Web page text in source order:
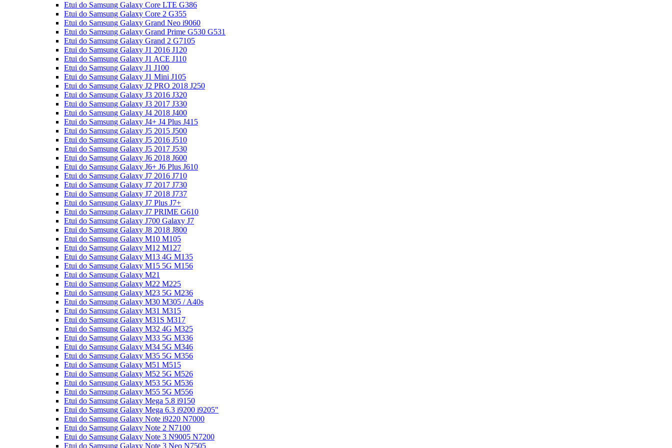
Etui do Samsung Galaxy Core LTE G386
Etui do Samsung Galaxy Core 2 G355
Etui do Samsung Galaxy Grand Neo i9060
Etui do Samsung Galaxy Grand Prime G530 G531
Etui do Samsung Galaxy Grand 2 G7105
Etui do Samsung Galaxy J1 2016 J120
Etui do Samsung Galaxy J1 ACE J110
Etui do Samsung Galaxy J1 J100
Etui do Samsung Galaxy J1 Mini J105
Etui do Samsung Galaxy J2 PRO 2018 J250
Etui do Samsung Galaxy J3 2016 J320
Etui do Samsung Galaxy J3 2017 J330
Etui do Samsung Galaxy J4 2018 J400
Etui do Samsung Galaxy J4+ J4 Plus J415
Etui do Samsung Galaxy J5 2015 J500
Etui do Samsung Galaxy J5 2016 J510
Etui do Samsung Galaxy J5 2017 J530
Etui do Samsung Galaxy J6 2018 J600
Etui do Samsung Galaxy J6+ J6 Plus J610
Etui do Samsung Galaxy J7 2016 J710
Etui do Samsung Galaxy J7 2017 J730
Etui do Samsung Galaxy J7 2018 J737
Etui do Samsung Galaxy J7 Plus J7+
Etui do Samsung Galaxy J7 PRIME G610
Etui do Samsung Galaxy J700 Galaxy J7
Etui do Samsung Galaxy J8 2018 J800
Etui do Samsung Galaxy M10 M105
Etui do Samsung Galaxy M12 M127
Etui do Samsung Galaxy M13 4G M135
Etui do Samsung Galaxy M15 5G M156
Etui do Samsung Galaxy M21
Etui do Samsung Galaxy M22 M225
Etui do Samsung Galaxy M23 5G M236
Etui do Samsung Galaxy M30 M305 / A40s
Etui do Samsung Galaxy M31 M315
Etui do Samsung Galaxy M31S M317
Etui do Samsung Galaxy M32 4G M325
Etui do Samsung Galaxy M33 5G M336
Etui do Samsung Galaxy M34 5G M346
Etui do Samsung Galaxy M35 5G M356
Etui do Samsung Galaxy M51 M515
Etui do Samsung Galaxy M52 5G M526
Etui do Samsung Galaxy M53 5G M536
Etui do Samsung Galaxy M55 5G M556
Etui do Samsung Galaxy Mega 5.8 i9150
Etui do Samsung Galaxy Mega 6.3 i9200 i9205"
Etui do Samsung Galaxy Note i9220 N7000
Etui do Samsung Galaxy Note 2 N7100
Etui do Samsung Galaxy Note 3 N9005 N7200
Etui do Samsung Galaxy Note 3 Neo N7505